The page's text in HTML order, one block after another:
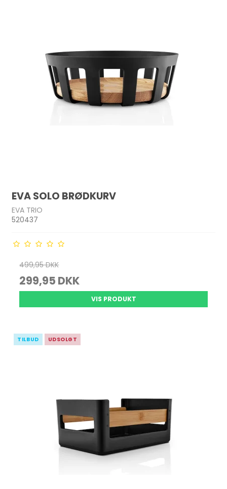
EVA SOLO BRØDKURV
EVA TRIO
520437
499,95 DKK
299,95 DKK
VIS PRODUKT
TILBUD UDSOLGT